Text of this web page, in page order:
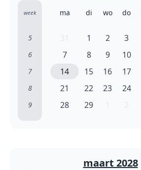
week ma di wo do
5 1 2 3
6 7 8 9 10
7 14 15 16 17
8 21 22 23 24
9 28 29
maart 2028